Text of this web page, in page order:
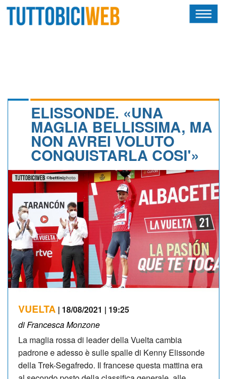
CALENDARIO
ALBI D'ORO
NEWSLETTER
ELISSONDE. «UNA
MAGLIA BELLISSIMA, MA
NON AVREI VOLUTO
CONQUISTARLA COSI'»
VUELTA | 18/08/2021 | 19:25
di Francesca Monzone
La maglia rossa di leader della Vuelta cambia
padrone e adesso è sulle spalle di Kenny Elissonde
della Trek-Segafredo. Il francese questa mattina era